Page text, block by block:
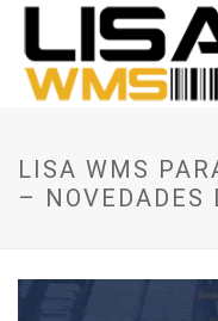
LISA WMS
– NOVEDADES